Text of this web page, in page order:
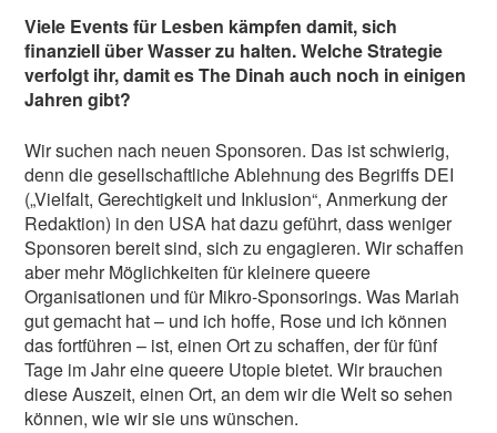
Viele Events für Lesben kämpfen damit, sich
finanziell über Wasser zu halten. Welche Strategie
verfolgt ihr, damit es The Dinahauch noch in einigen
Jahren gibt?
Wir suchen nach neuen Sponsoren. Das ist schwierig,
denn die gesellschaftliche Ablehnung des Begriffs DEI
(„Vielfalt, Gerechtigkeit und Inklusion“, Anmerkung der
Redaktion) in den USA hat dazu geführt, dass weniger
Sponsoren bereit sind, sich zu engagieren. Wir schaffen
aber mehr Möglichkeiten für kleinere queere
Organisationen und für Mikro-Sponsorings. Was Mariah
gut gemacht hat – und ich hoffe, Rose und ich können
das fortführen – ist, einen Ort zu schaffen, der für fünf
Tage im Jahr eine queere Utopie bietet. Wir brauchen
diese Auszeit, einen Ort, an dem wir die Welt so sehen
können, wie wir sie uns wünschen.